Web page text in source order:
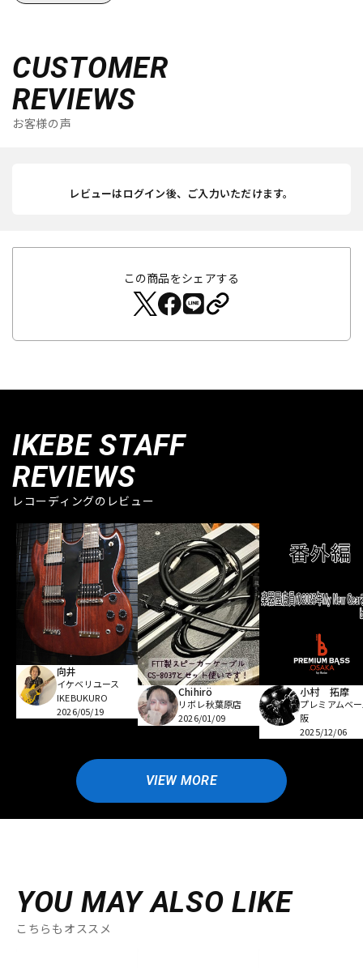
CUSTOMER
REVIEWS
お客様の声
レビューはログイン後、ご入力いただけます。
この商品をシェアする
IKEBE STAFF
REVIEWS
レコーディングのレビュー
向井
イケベリユース
IKEBUKURO
2026/05/19
Chihirö
リボレ秋葉原店
2026/01/09
小村 拓摩
プレミアムベ
阪
2025/12/06
VIEW MORE
YOU MAY ALSO LIKE
こちらもオススメ